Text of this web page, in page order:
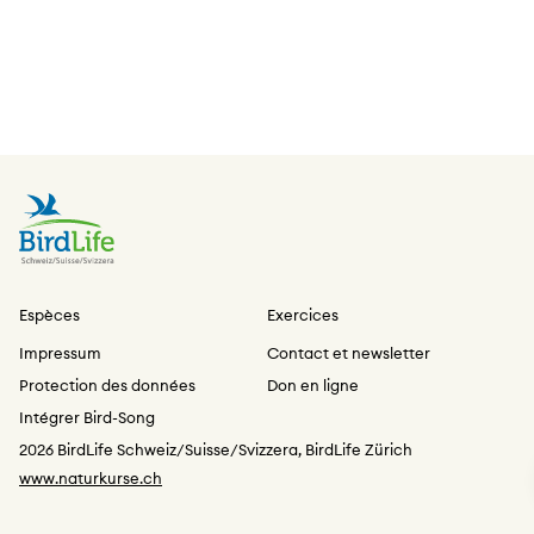
Espèces
Exercices
Impressum
Contact et newsletter
Protection des données
Don en ligne
Intégrer Bird-Song
2026 BirdLife Schweiz/Suisse/Svizzera, BirdLife Zürich
www.naturkurse.ch